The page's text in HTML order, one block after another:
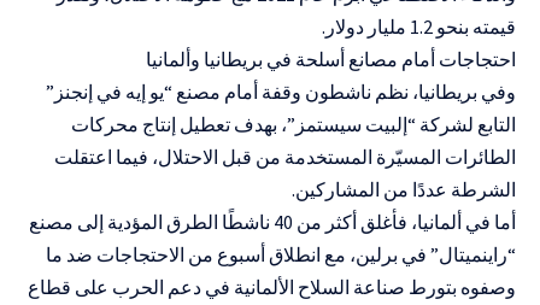
قيمته بنحو 1.2 مليار دولار.
احتجاجات أمام مصانع أسلحة في بريطانيا وألمانيا
وفي بريطانيا، نظم ناشطون وقفة أمام مصنع “يو إيه في إنجنز”
التابع لشركة “إلبيت سيستمز”، بهدف تعطيل إنتاج محركات
الطائرات المسيّرة المستخدمة من قبل الاحتلال، فيما اعتقلت
الشرطة عددًا من المشاركين.
أما في ألمانيا، فأغلق أكثر من 40 ناشطًا الطرق المؤدية إلى مصنع
“راينميتال” في برلين، مع انطلاق أسبوع من الاحتجاجات ضد ما
وصفوه بتورط صناعة السلاح الألمانية في دعم الحرب على قطاع